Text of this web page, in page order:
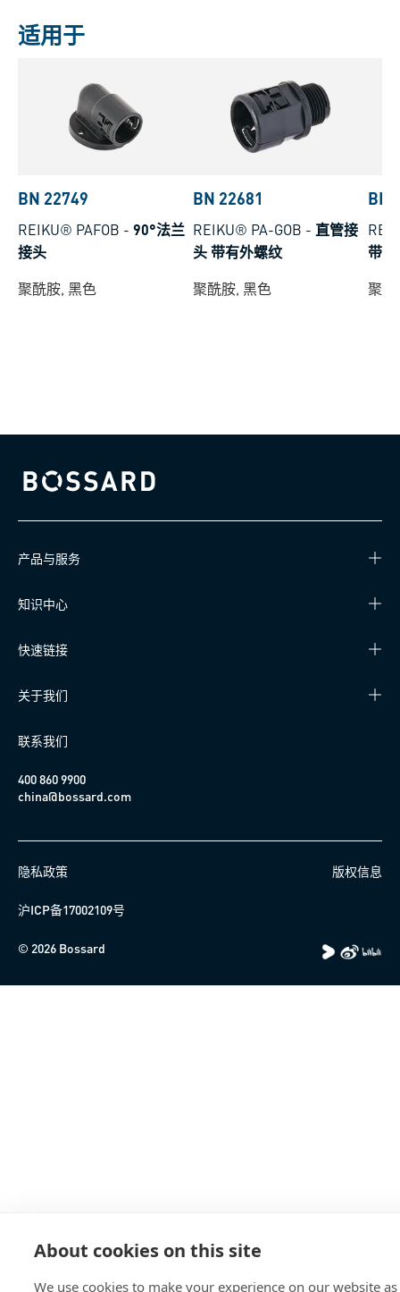
About cookies on this site
We use cookies to make your experience on our website
适用于
BN 22749
REIKU® PAFOB - 90°法兰
接头
聚酰胺, 黑色
BN 22681
REIKU® PA-GOB - 直管接
头 带有外螺纹
聚酰胺, 黑色
BN
带盖
聚酰
Bossard homepage
产品与服务
知识中心
快速链接
关于我们
联系我们
400 860 9900
china@bossard.com
隐私政策 版权信息
沪ICP备17002109号
© 2026 Bossard